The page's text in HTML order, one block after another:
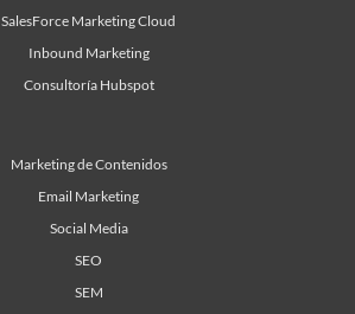
SalesForce Marketing Cloud
Inbound Marketing
Consultoría Hubspot
Marketing de Contenidos
Email Marketing
Social Media
SEO
SEM